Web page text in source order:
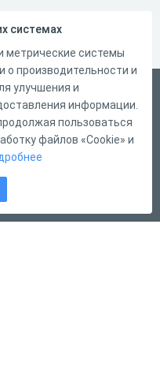
системах
метрические системы
о производительности и
улучшения и
информации.
пользоваться
файлов «Cookie» и